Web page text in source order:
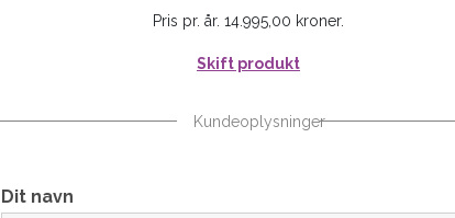
Pris pr. år. 14.995,00 kroner.
Skift produkt
Kundeoplysninger
Dit navn